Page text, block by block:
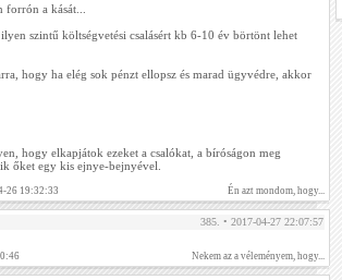
forrón a kását...
szintű költségvetési csalásért kb 6-10 év börtönt lehet
hogy ha elég sok pénzt ellopsz és marad ügyvédre, akkor
hogy elkapjátok ezeket a csalókat, a bíróságon meg
őket egy kis ejnye-bejnyével.
26 19:32:33 Én azt mondom, hogy...
385. • 2017-04-27 22:07:57
Nekem az a véleményem, hogy...